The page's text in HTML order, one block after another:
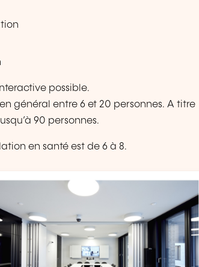
possible.
général entre 6 et 20 personnes. A titre
90 personnes.
en santé est de 6 à 8.